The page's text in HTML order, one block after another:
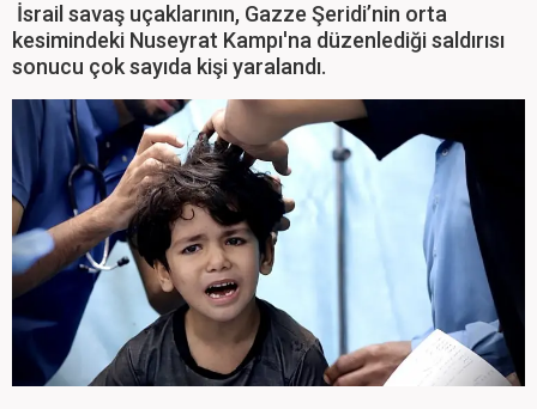
İsrail savaş uçaklarının, Gazze Şeridi’nin orta
kesimindeki Nuseyrat Kampı'na düzenlediği saldırısı
sonucu çok sayıda kişi yaralandı.